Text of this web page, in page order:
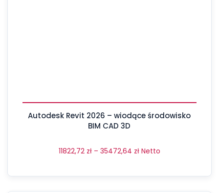
Autodesk Revit 2026 – wiodące środowisko
BIM CAD 3D
11822,72 zł – 35472,64 zł Netto